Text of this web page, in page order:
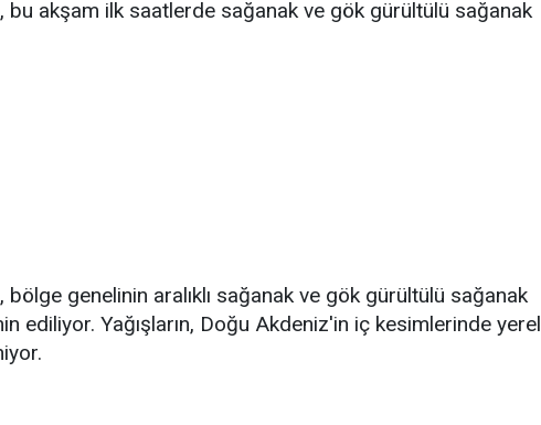
bu akşam ilk saatlerde sağanak ve gök gürültülü sağanak
bölge genelinin aralıklı sağanak ve gök gürültülü sağanak
ediliyor. Yağışların, Doğu Akdeniz'in iç kesimlerinde yerel